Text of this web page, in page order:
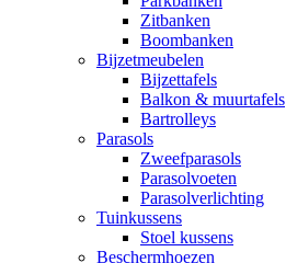
Zitbanken
Boombanken
Bijzetmeubelen
Bijzettafels
Balkon & muurtafels
Bartrolleys
Parasols
Zweefparasols
Parasolvoeten
Parasolverlichting
Tuinkussens
Stoel kussens
Beschermhoezen